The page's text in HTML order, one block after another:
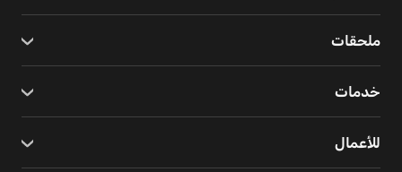
ملحقات
خدمات
للأعمال